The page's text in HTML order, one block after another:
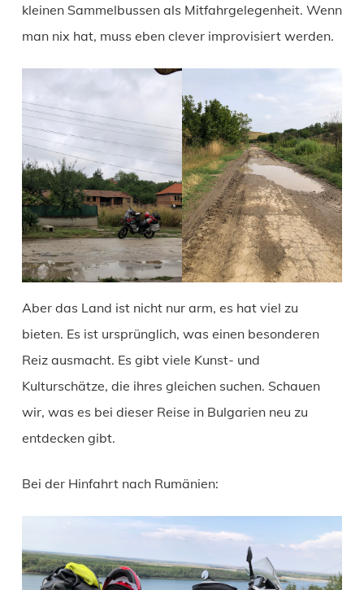
kleinen Sammelbussen als Mitfahrgelegenheit. Wenn
man nix hat, muss eben clever improvisiert werden.
Aber das Land ist nicht nur arm, es hat viel zu
bieten. Es ist ursprünglich, was einen besonderen
Reiz ausmacht. Es gibt viele Kunst- und
Kulturschätze, die ihres gleichen suchen. Schauen
wir, was es bei dieser Reise in Bulgarien neu zu
entdecken gibt.
Bei der Hinfahrt nach Rumänien: